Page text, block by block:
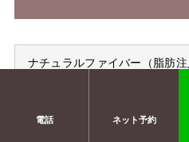
ナチュラルファイバー （脂肪注
電話 ネット予約